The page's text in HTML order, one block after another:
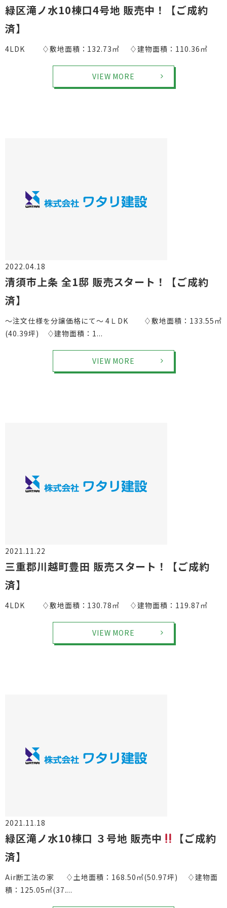
緑区滝ノ水10棟口4号地 販売中！【ご成約
済】
4LDK ♢敷地面積：132.73㎡ ♢建物面積：110.36㎡
VIEW MORE
2022.04.18
清須市上条 全1邸 販売スタート！【ご成約
済】
～注文仕様を分譲価格にて～ 4ＬDK ♢敷地面積：133.55㎡
(40.39坪) ♢建物面積：1...
VIEW MORE
2021.11.22
三重郡川越町豊田 販売スタート！【ご成約
済】
4LDK ♢敷地面積：130.78㎡ ♢建物面積：119.87㎡
VIEW MORE
2021.11.18
緑区滝ノ水10棟口 ３号地 販売中
【ご成約
済】
Air断工法の家 ♢土地面積：168.50㎡(50.97坪) ♢建物面
積：125.05㎡(37....